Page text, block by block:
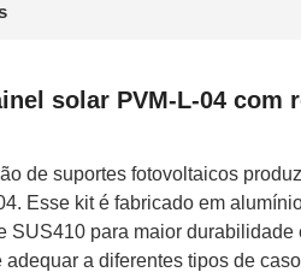
solar PVM-L-04 com
de suportes fotovoltaicos
Esse kit é fabricado em
SUS410 para maior durabilidade
adequar a diferentes tipos de